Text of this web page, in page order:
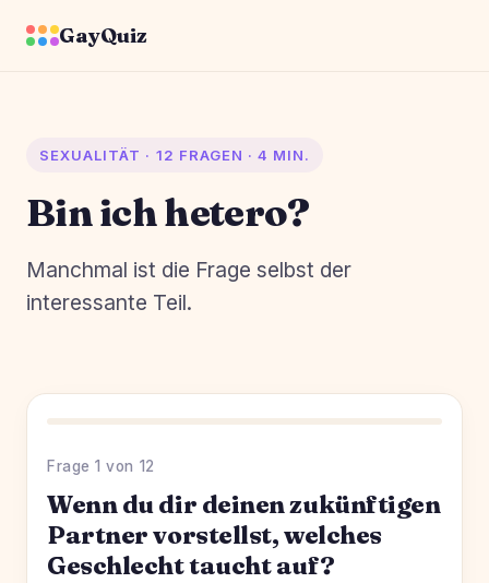
GayQuiz
SEXUALITÄT · 12 FRAGEN · 4 MIN.
Bin ich hetero?
Manchmal ist die Frage selbst der
interessante Teil.
Frage 1 von 12
Wenn du dir deinen zukünftigen
Partner vorstellst, welches
Geschlecht taucht auf?